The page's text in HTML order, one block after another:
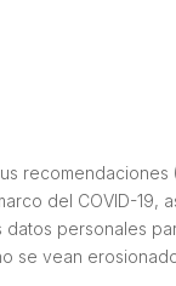
del COVID-19,
personales
se vean